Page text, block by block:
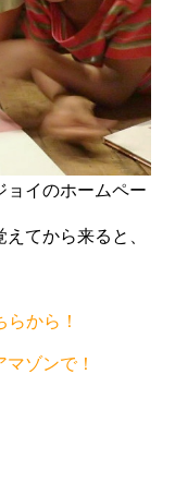
ョイのホームペー
てから来ると、
らから！
ゾンで！